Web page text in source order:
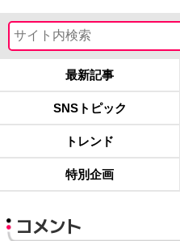
最新記事
SNSトピック
トレンド
特別企画
コメント